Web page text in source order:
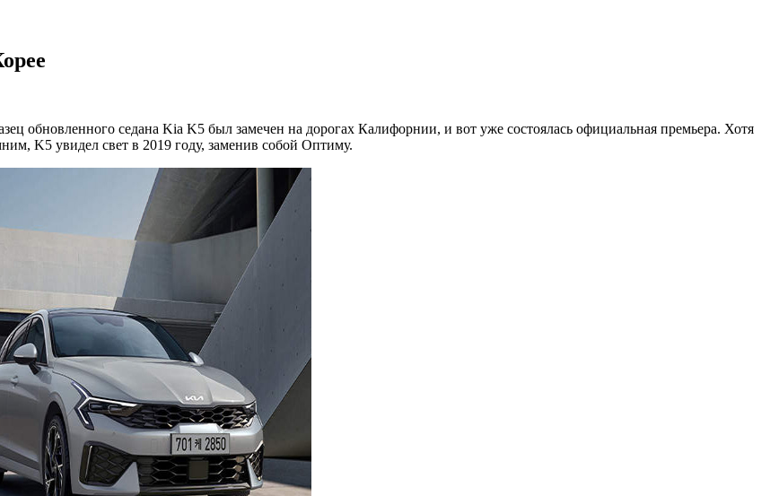
обновленного седана Kia K5 был замечен на дорогах Калифорнии, и вот уже состоялась официальная премьера. Хотя
K5 увидел свет в 2019 году, заменив собой Оптиму.